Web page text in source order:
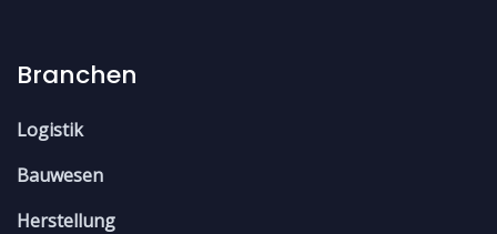
Branchen
Logistik
Bauwesen
Herstellung